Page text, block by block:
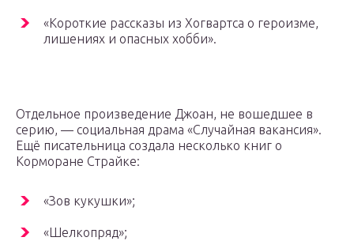
«Короткие рассказы из Хогвартса о героизме,
лишениях и опасных хобби».
Отдельное произведение Джоан, не вошедшее в
серию, — социальная драма «Случайная вакансия».
Ещё писательница создала несколько книг о
Корморане Страйке:
«Зов кукушки»;
«Шелкопряд»;